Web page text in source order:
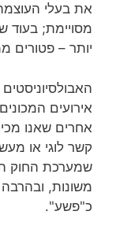
את בעלי
מסויימת; בעוד
יותר – פטורים
אירועים
אחרים שאנו
קשר לוגי או
שמערכת החוק
משונות,
כ"פשע".